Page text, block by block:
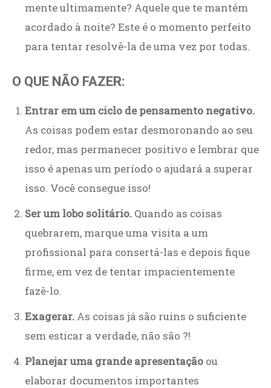
mente ultimamente? Aquele que te mantém
acordado à noite? Este é o momento perfeito
para tentar resolvê-la de uma vez por todas.
O QUE NÃO FAZER:
Entrar em um ciclo de pensamento negativo.
As coisas podem estar desmoronando ao seu
redor, mas permanecer positivo e lembrar que
isso é apenas um período o ajudará a superar
isso. Você consegue isso!
Ser um lobo solitário. Quando as coisas
quebrarem, marque uma visita a um
profissional para consertá-las e depois fique
firme, em vez de tentar impacientemente
fazê-lo.
Exagerar. As coisas já são ruins o suficiente
sem esticar a verdade, não são ?!
Planejar uma grande apresentação ou
elaborar documentos importantes